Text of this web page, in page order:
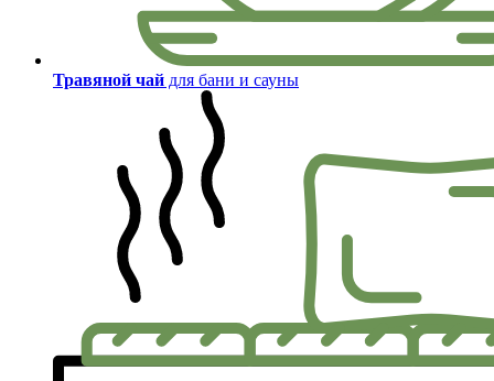
Травяной чай для бани и сауны